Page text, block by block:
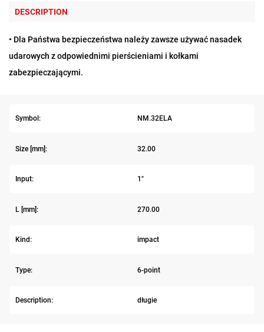
DESCRIPTION
• Dla Państwa bezpieczeństwa należy zawsze używać nasadek
udarowych z odpowiednimi pierścieniami i kołkami
zabezpieczającymi.
Symbol: NM.32ELA
Size [mm]: 32.00
Input: 1"
L [mm]: 270.00
Kind: impact
Type: 6-point
Description: długie